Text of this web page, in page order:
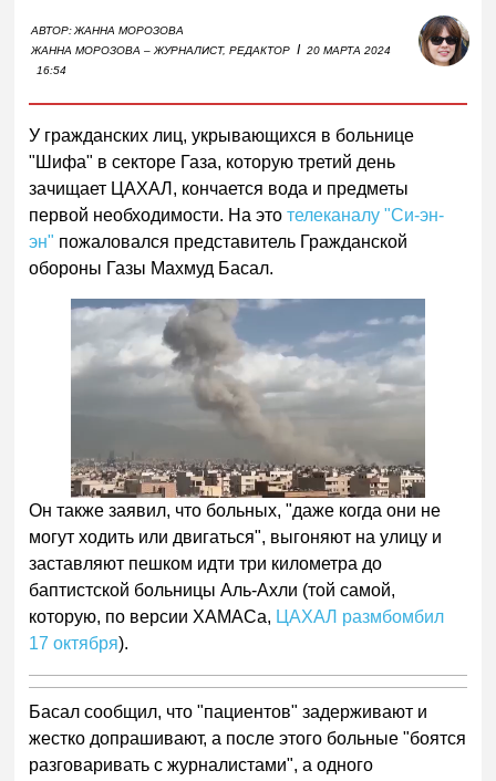
АВТОР:ЖАННА МОРОЗОВА
ЖАННА МОРОЗОВА – ЖУРНАЛИСТ, РЕДАКТОР I 20 МАРТА 2024
16:54
У гражданских лиц, укрывающихся в больнице
"Шифа" в секторе Газа, которую третий день
зачищает ЦАХАЛ, кончается вода и предметы
первой необходимости. На этотелеканалу "Си-эн-
эн" пожаловался представитель Гражданской
обороны Газы Махмуд Басал.
Он также заявил, что больных, "даже когда они не
могут ходить или двигаться", выгоняют на улицу и
заставляют пешком идти три километра до
баптистской больницы Аль-Ахли (той самой,
которую, по версии ХАМАСа, ЦАХАЛ размбомбил
17 октября).
Басал сообщил, что "пациентов" задерживают и
жестко допрашивают, а после этого больные "боятся
разговаривать с журналистами", а одного